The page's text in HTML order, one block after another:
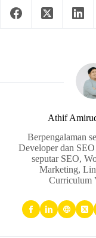
Athif
Berpengalaman
Developer dan
seputar SEO,
Marketing,
Curriculum